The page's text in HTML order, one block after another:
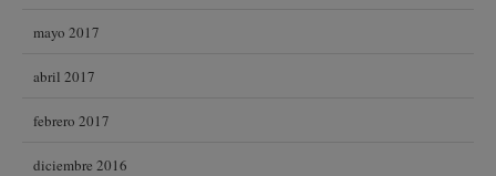
mayo 2017
abril 2017
febrero 2017
diciembre 2016